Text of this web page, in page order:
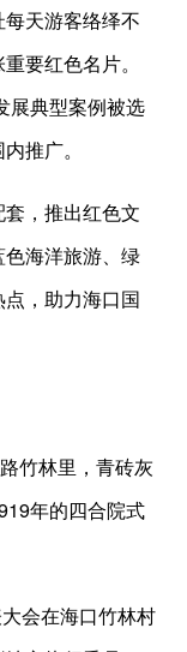
天游客络绎不
要红色名片。
展典型案例被选
推广。
，推出红色文
海洋旅游、绿
，助力海口国
竹林里，青砖灰
年的四合院式
会在海口竹林村